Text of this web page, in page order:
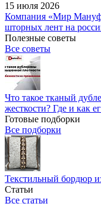
15 июля 2026
Компания «Мир
шторных лент на
Полезные советы
Все советы
Что такое тканый
жесткости? Где и как
Готовые подборки
Все подборки
Текстильный бордюр
Статьи
Все статьи